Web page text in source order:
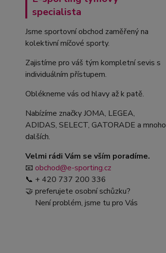
specialista
Jsme sportovní obchod zaměřený na
kolektivní míčové sporty.
Zajistíme pro váš tým kompletní sevis s
individuálním přístupem.
Oblékneme vás od hlavy až k patě.
Nabízíme značky JOMA, LEGEA,
ADIDAS, SELECT, GATORADE a mnoho
dalších.
Velmi rádi Vám se vším poradíme.
📧 obchod@e-sporting.cz
📞 + 420 737 200 336
🤝 preferujete osobní schůzku?
Není problém, jsme tu pro Vás